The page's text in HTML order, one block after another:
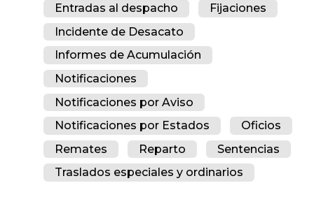
Entradas al despacho
Fijaciones
Incidente de Desacato
Informes de Acumulación
Notificaciones
Notificaciones por Aviso
Notificaciones por Estados
Oficios
Remates
Reparto
Sentencias
Traslados especiales y ordinarios